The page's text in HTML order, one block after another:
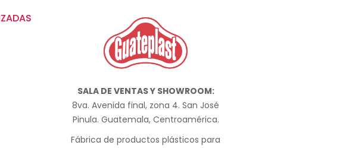
SALA DE VENTAS Y SHOWROOM:
8va. Avenida final, zona 4. San José
Pinula. Guatemala, Centroamérica.
Fábrica de productos plásticos para